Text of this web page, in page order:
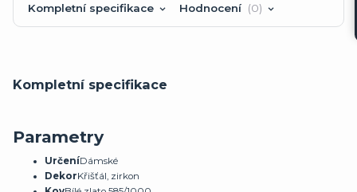
Kompletní specifikace Hodnocení 0
Kompletní specifikace
Parametry
UrčeníDámské
DekorKřišťál, zirkon